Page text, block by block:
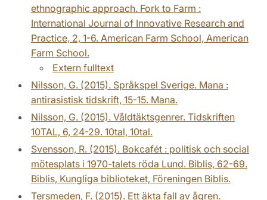
ethnographic approach. Fork to Farm :
International Journal of Innovative Research and
Practice, 2, 1-6. American Farm School, American
Farm School.
Extern fulltext
Nilsson, G. (2015). Språkspel Sverige. Mana :
antirasistisk tidskrift, 15-15. Mana.
Nilsson, G. (2015). Våldtäktsgenrer. Tidskriften
10TAL, 6, 24-29. 10tal, 10tal.
Svensson, R. (2015). Bokcafét : politisk och social
mötesplats i 1970-talets röda Lund. Biblis, 62-69.
Biblis, Kungliga biblioteket, Föreningen Biblis.
Tersmeden, F. (2015). Ett äkta fall av ågren.